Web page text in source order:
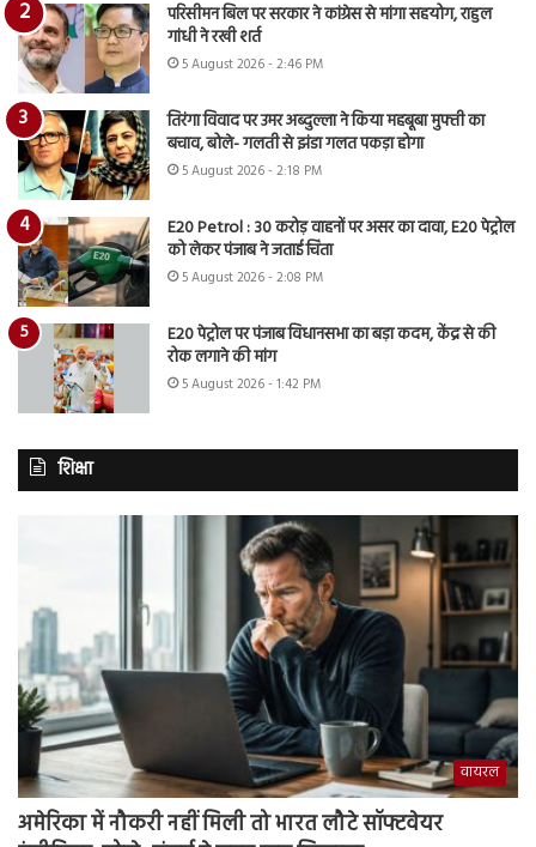
परिसीमन बिल पर सरकार ने कांग्रेस से मांगा सहयोग, राहुल
गांधी ने रखी शर्त
5 August 2026 - 2:46 PM
तिरंगा विवाद पर उमर अब्दुल्ला ने किया महबूबा मुफ्ती का
बचाव, बोले- गलती से झंडा गलत पकड़ा होगा
5 August 2026 - 2:18 PM
E20 Petrol : 30 करोड़ वाहनों पर असर का दावा, E20 पेट्रोल
को लेकर पंजाब ने जताई चिंता
5 August 2026 - 2:08 PM
E20 पेट्रोल पर पंजाब विधानसभा का बड़ा कदम, केंद्र से की
रोक लगाने की मांग
5 August 2026 - 1:42 PM
शिक्षा
वायरल
अमेरिका में नौकरी नहीं मिली तो भारत लौटे सॉफ्टवेयर